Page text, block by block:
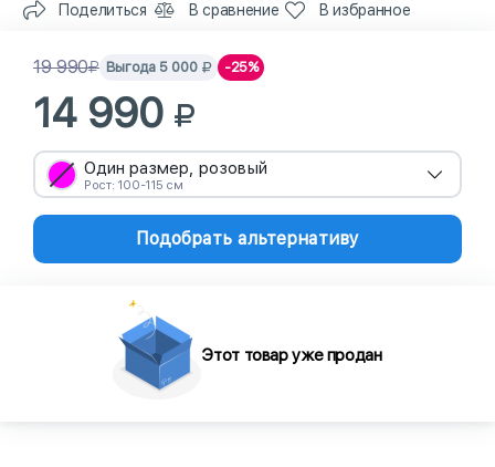
Поделиться В сравнение В избранное
19 990 Выгода 5 000 -25%
14 990
Один размер, розовый
Рост: 100-115 см
Подобрать альтернативу
Этот товар уже продан